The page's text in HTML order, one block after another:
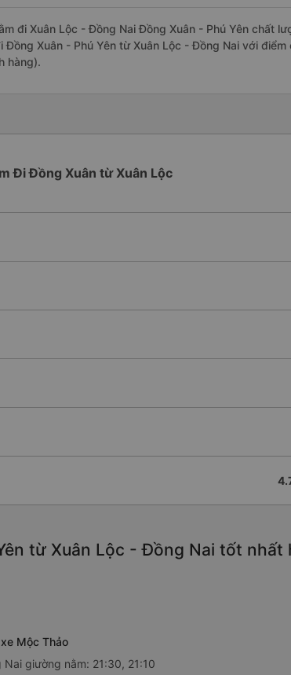
đi Xuân Lộc - Đồng Nai Đồng Xuân - Phú Yên chất
Xuân - Phú Yên từ Xuân Lộc - Đồng Nai với điểm
hàng).
Đi Đồng Xuân từ Xuân Lộc
từ Xuân Lộc - Đồng Nai tốt nhất
Mộc Thảo
giường nằm: 21:30, 21:10